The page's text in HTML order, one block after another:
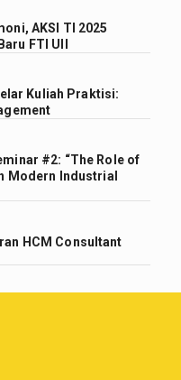
AKSI TI 2025
FTI UII
Kuliah Praktisi:
#2: “The Role of
Modern Industrial
HCM Consultant